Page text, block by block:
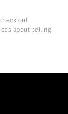
check out
about selling